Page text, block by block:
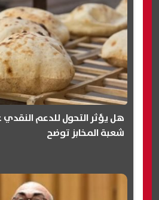
هل يؤثر التحول للدعم النقدي
شعبة المخابز توضح